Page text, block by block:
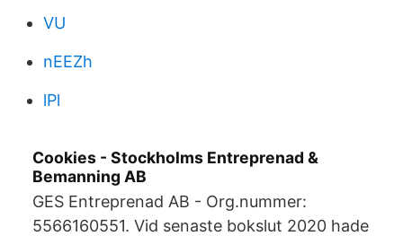
VU
nEEZh
lPl
Cookies - Stockholms Entreprenad &
Bemanning AB
GES Entreprenad AB - Org.nummer:
5566160551. Vid senaste bokslut 2020 hade